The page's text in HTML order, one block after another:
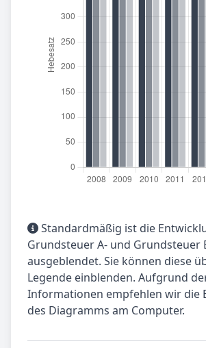
Standardmäßig ist die
Grundsteuer A- und Grundsteuer
ausgeblendet. Sie können diese
Legende einblenden. Aufgrund
Informationen empfehlen wir die
des Diagramms am Computer.